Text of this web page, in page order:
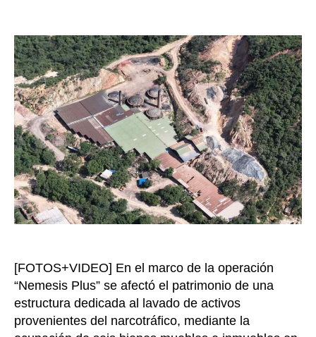
del
en
más
de
[FOTOS+VIDEO] En el marco de la operación
“Nemesis Plus” se afectó el patrimonio de una
estructura dedicada al lavado de activos
provenientes del narcotráfico, mediante la